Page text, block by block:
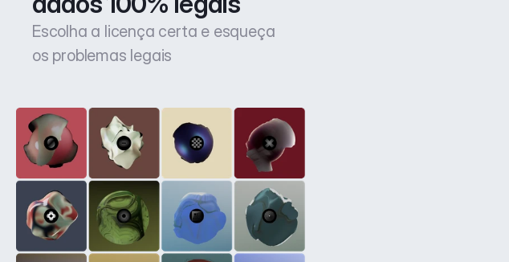
Escolha a licença certa e esqueça
os problemas legais